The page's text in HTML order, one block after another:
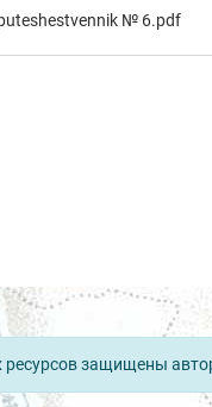
№ 6.pdf
ресурсов защищены